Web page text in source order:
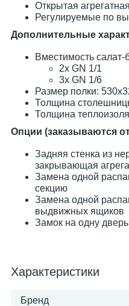
Открытая
Регулируемые по
Дополнительные
Вместимость салат-
2х GN 1/1
3х GN 1/6
Размер полки:
Толщина
Толщина
Опции (заказываются
Задняя стенка из
закрывающая
Замена одной
секцию
Замена одной
выдвижных ящиков
Замок на одну
Характеристики
Бренд